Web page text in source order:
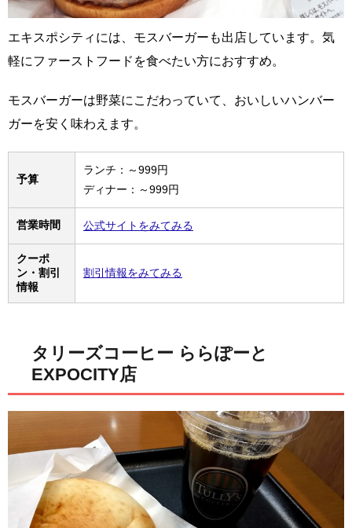
エキスポシティには、モスバーガーも出店しています。気
軽にファーストフードを食べたい方におすすめ。
モスバーガーは野菜にこだわっていて、おいしいハンバー
ガーを安く味わえます。
予算
ランチ：～999円
ディナー：～999円
営業時間 公式サイトをみてみる
クーポ
ン・割引
情報
割引情報をみてみる
タリーズコーヒー ららぽーと
EXPOCITY店